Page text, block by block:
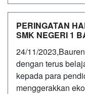
PERINGATAN
SMK NEGERI 1
24/11/
dengan terus
kepada para
menggerakkan